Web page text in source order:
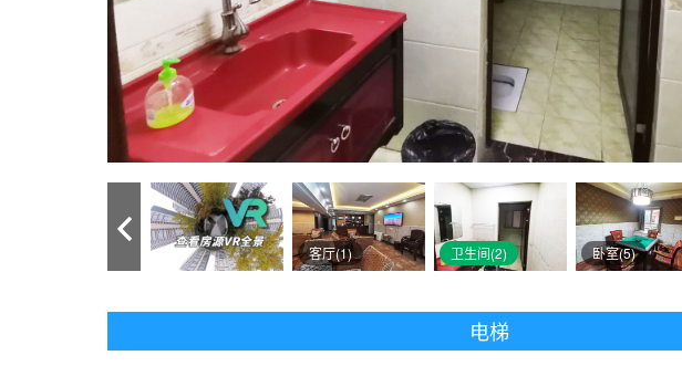
客厅(1) 卫生间(2) 卧室(5)
电梯